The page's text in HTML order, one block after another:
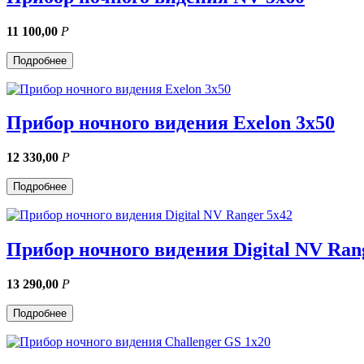
11 100,00 Р
Подробнее
Прибор ночного видения Exelon 3x50
12 330,00 Р
Подробнее
Прибор ночного видения Digital NV
13 290,00 Р
Подробнее